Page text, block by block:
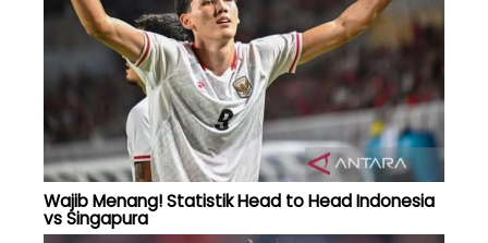
Wajib Menang! Statistik Head to Head Indonesia
vs Singapura